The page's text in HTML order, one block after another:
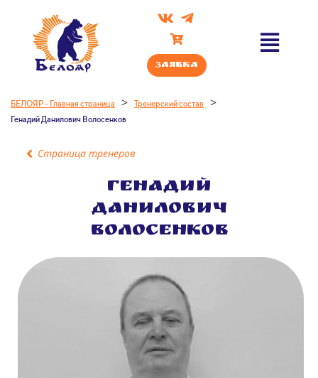
Заявка
БЕЛОЯР - Главная страница > Тренерский состав >
Генадий Данилович Волосенков
Страница тренеров
Генадий
Данилович
Волосенков